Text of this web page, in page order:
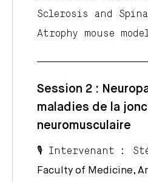
Sclerosis and
Atrophy mouse
Session 2 :
maladies de la
neuromusculaire
🎙️ Intervenant :
Faculty of Medicine,